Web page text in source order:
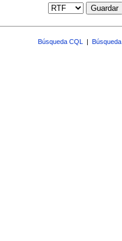
Guardar
Búsqueda CQL